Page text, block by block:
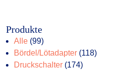
Produkte
Alle 9999
Produkte
Bördel/Lötadapter 118118
Druckschalter 174174